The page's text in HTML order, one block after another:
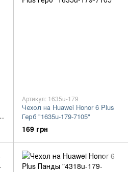
Артикул: 1635u-179
Чехол на Huawei Honor 6 Plus
Герб "1635u-179-7105"
169 грн